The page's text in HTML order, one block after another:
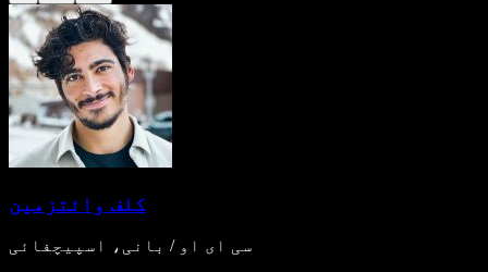
کلف وائتزمین
سی ای او / بانی، اسپیچفائی